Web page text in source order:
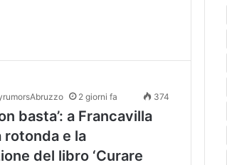
2 giorni fa 374
basta’: a Francavilla
rotonda e la
del libro ‘Curare